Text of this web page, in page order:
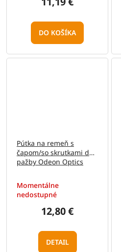
DO KOŠÍKA
Pútka na remeň s
čapom/so skrutkami do
pažby Odeon Optics
Momentálne
nedostupné
12,80 €
DETAIL